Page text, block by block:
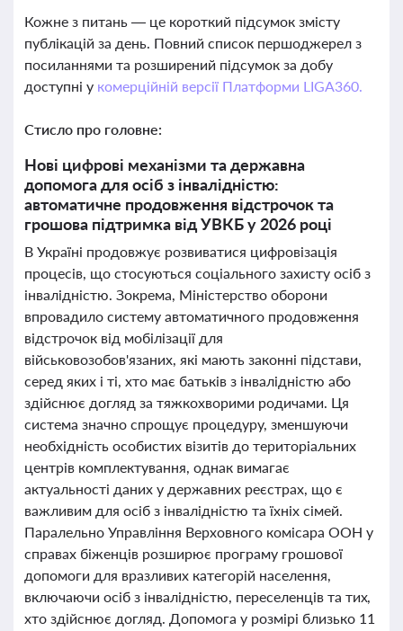
Кожне з питань — це короткий підсумок змісту
публікацій за день. Повний список першоджерел з
посиланнями та розширений підсумок за добу
доступні у комерційній версії Платформи LIGA360.
Стисло про головне:
Нові цифрові механізми та державна
допомога для осіб з інвалідністю:
автоматичне продовження відстрочок та
грошова підтримка від УВКБ у 2026 році
В Україні продовжує розвиватися цифровізація
процесів, що стосуються соціального захисту осіб з
інвалідністю. Зокрема, Міністерство оборони
впровадило систему автоматичного продовження
відстрочок від мобілізації для
військовозобов'язаних, які мають законні підстави,
серед яких і ті, хто має батьків з інвалідністю або
здійснює догляд за тяжкохворими родичами. Ця
система значно спрощує процедуру, зменшуючи
необхідність особистих візитів до територіальних
центрів комплектування, однак вимагає
актуальності даних у державних реєстрах, що є
важливим для осіб з інвалідністю та їхніх сімей.
Паралельно Управління Верховного комісара ООН у
справах біженців розширює програму грошової
допомоги для вразливих категорій населення,
включаючи осіб з інвалідністю, переселенців та тих,
хто здійснює догляд. Допомога у розмірі близько 11